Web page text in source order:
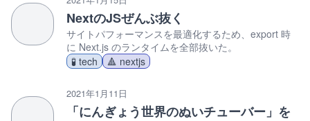
NextのJSぜんぶ抜く
サイトパフォーマンスを最適化するため、export 時
に Next.js のランタイムを全部抜いた。
🧪 tech
🔺 nextjs
2021年1月11日
「にんぎょう世界のぬいチューバー」を